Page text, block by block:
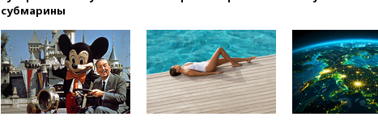
территорией РФ
09:25
Ильский НПЗ на
загорелся после
обломков дрона
субмарины